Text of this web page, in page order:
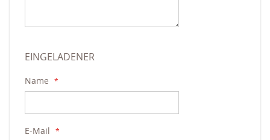
EINGELADENER
Name
E-Mail